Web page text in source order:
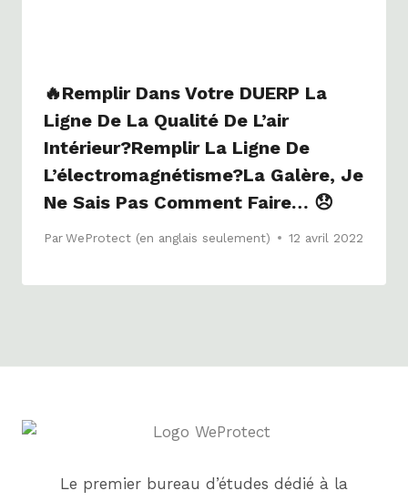
🔥Remplir Dans Votre DUERP La
Ligne De La Qualité De L’air
Intérieur?Remplir La Ligne De
L’électromagnétisme?la Galère, Je
Ne Sais Pas Comment Faire… 😞
ParWeProtect (en anglais seulement) 12 avril 2022
Le premier bureau d’études dédié à la